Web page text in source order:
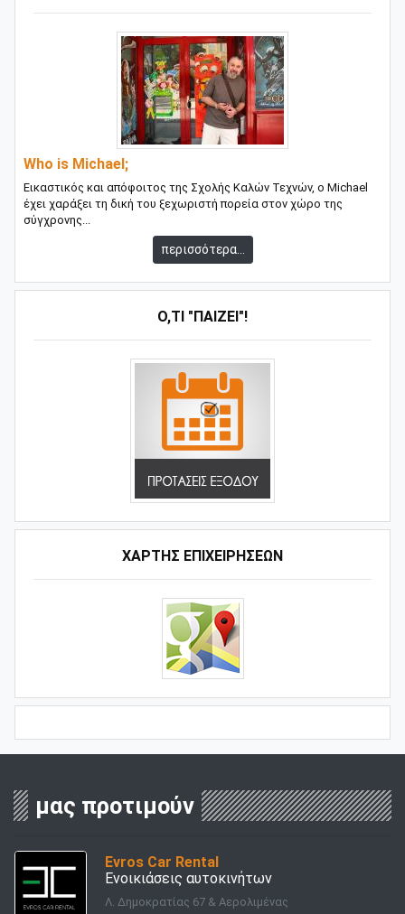
Who is Michael;
Εικαστικός και απόφοιτος της Σχολής Καλών Τεχνών, ο Michael
έχει χαράξει τη δική του ξεχωριστή πορεία στον χώρο της
σύγχρονης...
περισσότερα...
Ό,ΤΙ "ΠΑΊΖΕΙ"!
ΧΑΡΤΗΣ ΕΠΙΧΕΙΡΗΣΕΩΝ
μας προτιμούν
Evros Car Rental
Ενοικιάσεις αυτοκινήτων
Λ. Δημοκρατίας 67 & Αερολιμένας